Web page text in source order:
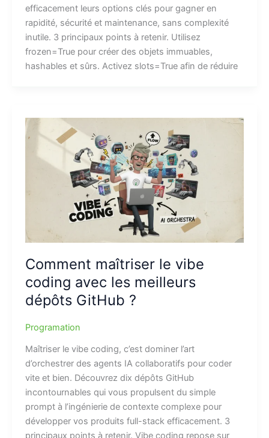
efficacement leurs options clés pour gagner en
rapidité, sécurité et maintenance, sans complexité
inutile. 3 principaux points à retenir. Utilisez
frozen=True pour créer des objets immuables,
hashables et sûrs. Activez slots=True afin de réduire
Comment maîtriser le vibe
coding avec les meilleurs
dépôts GitHub ?
Programation
Maîtriser le vibe coding, c’est dominer l’art
d’orchestrer des agents IA collaboratifs pour coder
vite et bien. Découvrez dix dépôts GitHub
incontournables qui vous propulsent du simple
prompt à l’ingénierie de contexte complexe pour
développer vos produits full-stack efficacement. 3
principaux points à retenir. Vibe coding repose sur